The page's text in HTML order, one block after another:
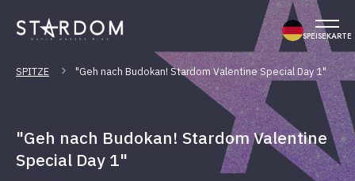
SPEISEKARTE
SPITZE "Geh nach Budokan! Stardom Valentine Special Day 1"
"Geh nach Budokan! Stardom Valentine
Special Day 1"